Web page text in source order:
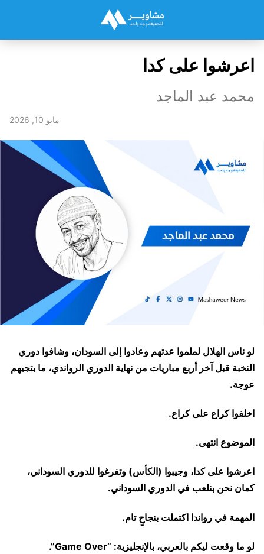
اعرشوا على كدا
محمد عبد الماجد
مايو 10, 2026
لو ناس الهلال لملموا عدتهم وعادوا إلى السودان، وشافوا دوري
النخبة قبل آخر أربع مباريات من نهاية الدوري الرواندي، ما بتجيهم
عوجة.
اخلفوا كراع على كراع.
الموضوع انتهى.
اعرشوا على كدا، وجيبوا (الكأس) وتفرغوا للدوري السوداني،
كمان نحن بنلعب في الدوري السوداني.
المهمة في رواندا اكتملت بنجاحٍ تام.
لو ما وقعت ليكم بالعربي، بالإنجليزية: “Game Over”.